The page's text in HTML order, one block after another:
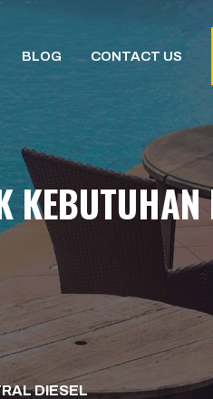
BLOG CONTACT US
DIESEL